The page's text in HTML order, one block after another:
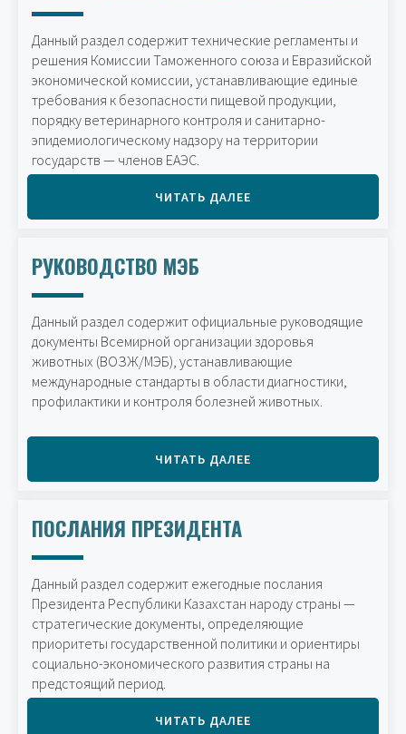
Данный раздел содержит технические регламенты и
решения Комиссии Таможенного союза и Евразийской
экономической комиссии, устанавливающие единые
требования к безопасности пищевой продукции,
порядку ветеринарного контроля и санитарно-
эпидемиологическому надзору на территории
государств — членов ЕАЭС.
ЧИТАТЬ ДАЛЕЕ
РУКОВОДСТВО МЭБ
Данный раздел содержит официальные руководящие
документы Всемирной организации здоровья
животных (ВОЗЖ/МЭБ), устанавливающие
международные стандарты в области диагностики,
профилактики и контроля болезней животных.
ЧИТАТЬ ДАЛЕЕ
ПОСЛАНИЯ ПРЕЗИДЕНТА
Данный раздел содержит ежегодные послания
Президента Республики Казахстан народу страны —
стратегические документы, определяющие
приоритеты государственной политики и ориентиры
социально-экономического развития страны на
предстоящий период.
ЧИТАТЬ ДАЛЕЕ